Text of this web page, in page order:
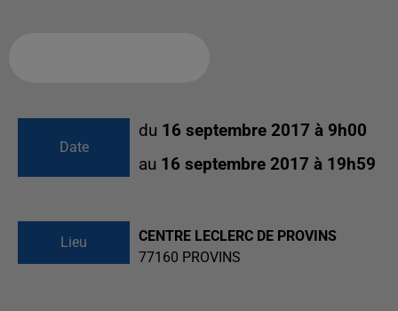
Date
du 16 septembre 2017 à 9h00
au 16 septembre 2017 à 19h59
Lieu
CENTRE LECLERC DE PROVINS
77160 PROVINS